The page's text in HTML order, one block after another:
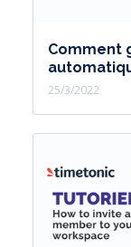
Comment
25/3/2022